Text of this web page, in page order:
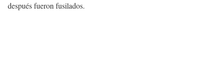
después fueron fusilados.